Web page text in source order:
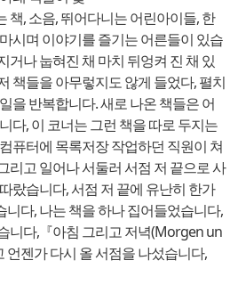
책, 소음, 뛰어다니는 어린아이들, 한
시며 이야기를 즐기는 어른들이 있습
거나 눕혀진 채 마치 뒤엉켜 진 채 있
책들을 아무렇지도 않게 들었다, 펼치
을 반복합니다. 새로 나온 책들은 어
다, 이 코너는 그런 책을 따로 두지는
퓨터에 목록저장 작업하던 직원이 쳐
리고 일어나 서둘러 서점 저 끝으로 사
랐습니다, 서점 저 끝에 유난히 한가
다, 나는 책을 하나 집어들었습니다,
니다,『아침 그리고 저녁(Morgen un
언젠가 다시 올 서점을 나섰습니다,